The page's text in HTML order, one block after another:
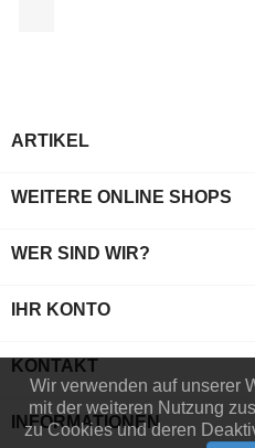
ARTIKEL
WEITERE ONLINE SHOPS
WER SIND WIR?
IHR KONTO
KONTAKT
Wir verwenden auf unserer
mit der weiteren Nutzung
zu Cookies und deren
INFORMATIONEN